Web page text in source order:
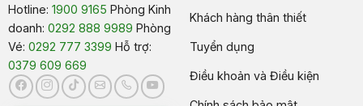
vệ thiên nhiên.
Hotline: 1900 9165 Phòng Kinh
doanh: 0292 888 9989 Phòng
Vé: 0292 777 3399 Hỗ trợ:
0379 609 669
Khách hàng thân thiết
Tuyển dụng
Điều khoản và Điều kiện